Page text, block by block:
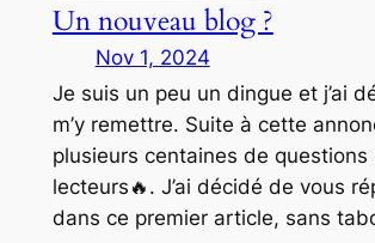
Un nouveau blog ?
Nov 1, 2024
Je suis un peu un dingue et j’ai
m’y remettre. Suite à cette
plusieurs centaines de questions
lecteurs🔥. J’ai décidé de vous
dans ce premier article, sans